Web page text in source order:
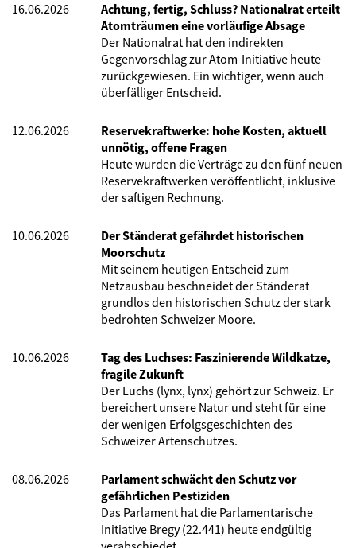
16.06.2026
Achtung, fertig, Schluss? Nationalrat erteilt
Atomträumen eine vorläufige Absage
Der Nationalrat hat den indirekten
Gegenvorschlag zur Atom-Initiative heute
zurückgewiesen. Ein wichtiger, wenn auch
überfälliger Entscheid.
12.06.2026
Reservekraftwerke: hohe Kosten, aktuell
unnötig, offene Fragen
Heute wurden die Verträge zu den fünf neuen
Reservekraftwerken veröffentlicht, inklusive
der saftigen Rechnung.
10.06.2026
Der Ständerat gefährdet historischen
Moorschutz
Mit seinem heutigen Entscheid zum
Netzausbau beschneidet der Ständerat
grundlos den historischen Schutz der stark
bedrohten Schweizer Moore.
10.06.2026
Tag des Luchses: Faszinierende Wildkatze,
fragile Zukunft
Der Luchs (lynx, lynx) gehört zur Schweiz. Er
bereichert unsere Natur und steht für eine
der wenigen Erfolgsgeschichten des
Schweizer Artenschutzes.
08.06.2026
Parlament schwächt den Schutz vor
gefährlichen Pestiziden
Das Parlament hat die Parlamentarische
Initiative Bregy (22.441) heute endgültig